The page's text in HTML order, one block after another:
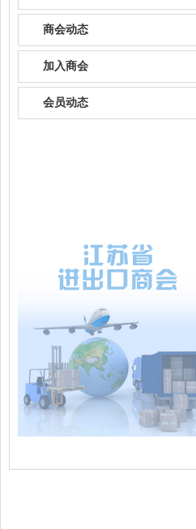
商会动态
加入商会
会员动态